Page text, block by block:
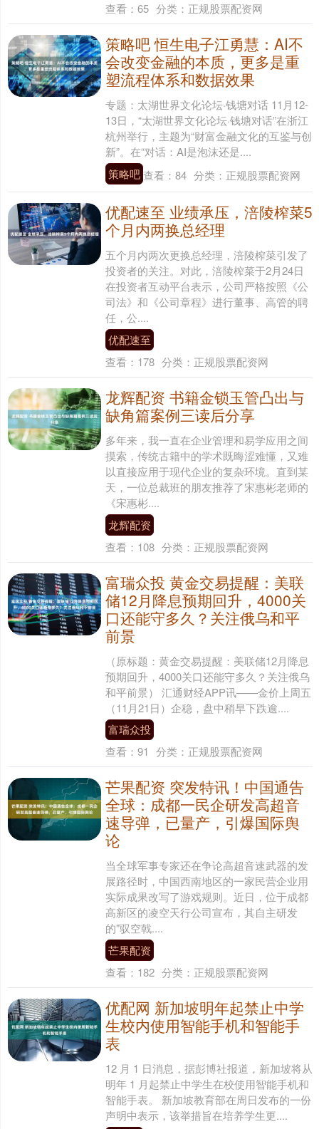
查看： 65 分类： 正规股票配资网
策略吧 恒生电子江勇慧：AI不
会改变金融的本质，更多是重
塑流程体系和数据效果
专题：太湖世界文化论坛·钱塘对话 11月12-
13日，“太湖世界文化论坛·钱塘对话”在浙江
杭州举行，主题为“财富金融文化的互鉴与创
新”。在“对话：AI是泡沫还是....
策略吧查看： 84 分类： 正规股票配资网
优配速至 业绩承压，涪陵榨菜5
个月内两换总经理
五个月内两次更换总经理，涪陵榨菜引发了
投资者的关注。对此，涪陵榨菜于2月24日
在投资者互动平台表示，公司严格按照《公
司法》和《公司章程》进行董事、高管的聘
任，公....
优配速至
查看： 178 分类： 正规股票配资网
龙辉配资 书籍金锁玉管凸出与
缺角篇案例三读后分享
多年来，我一直在企业管理和易学应用之间
摸索，传统古籍中的学术既晦涩难懂，又难
以直接应用于现代企业的复杂环境。直到某
天，一位总裁班的朋友推荐了宋惠彬老师的
《宋惠彬....
龙辉配资
查看： 108 分类： 正规股票配资网
富瑞众投 黄金交易提醒：美联
储12月降息预期回升，4000关
口还能守多久？关注俄乌和平
前景
（原标题：黄金交易提醒：美联储12月降息
预期回升，4000关口还能守多久？关注俄乌
和平前景） 汇通财经APP讯——金价上周五
（11月21日）企稳，盘中稍早下跌逾....
富瑞众投
查看： 91 分类： 正规股票配资网
芒果配资 突发特讯！中国通告
全球：成都一民企研发高超音
速导弹，已量产，引爆国际舆
论
当全球军事专家还在争论高超音速武器的发
展路径时，中国西南地区的一家民营企业用
实际成果改写了游戏规则。近日，位于成都
高新区的凌空天行公司宣布，其自主研发
的"驭空戟....
芒果配资
查看： 182 分类： 正规股票配资网
优配网 新加坡明年起禁止中学
生校内使用智能手机和智能手
表
12 月 1 日消息，据彭博社报道，新加坡将从
明年 1 月起禁止中学生在校使用智能手机和
智能手表。 新加坡教育部在周日发布的一份
声明中表示，该举措旨在培养学生更....